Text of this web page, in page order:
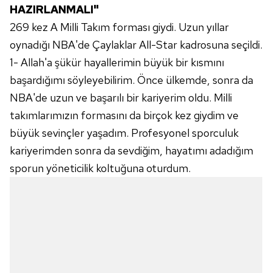
HAZIRLANMALI"
269 kez A Milli Takım forması giydi. Uzun yıllar
oynadığı NBA'de Çaylaklar All-Star kadrosuna seçildi.
1- Allah'a şükür hayallerimin büyük bir kısmını
başardığımı söyleyebilirim. Önce ülkemde, sonra da
NBA'de uzun ve başarılı bir kariyerim oldu. Milli
takımlarımızın formasını da birçok kez giydim ve
büyük sevinçler yaşadım. Profesyonel sporculuk
kariyerimden sonra da sevdiğim, hayatımı adadığım
sporun yöneticilik koltuğuna oturdum.